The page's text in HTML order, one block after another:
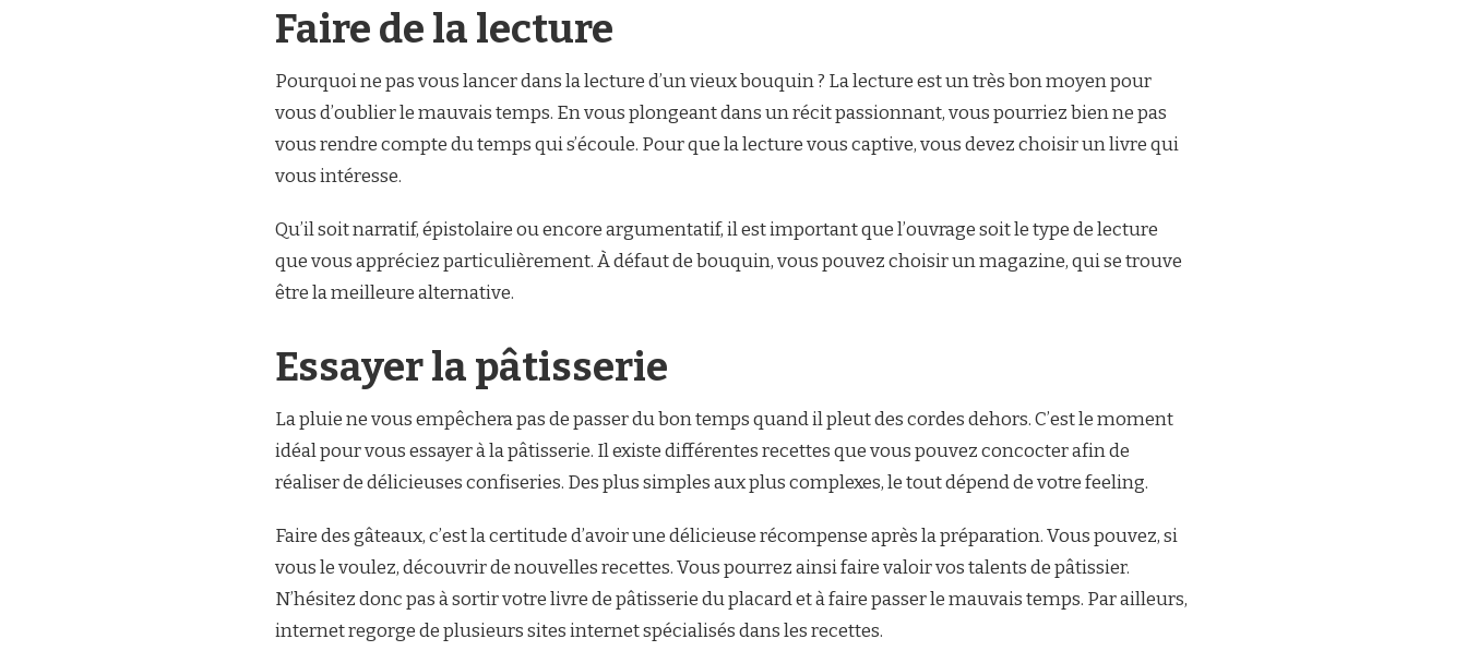
Faire de la lecture
Pourquoi ne pas vous lancer dans la lecture d’un vieux bouquin ? La lecture est un très bon moyen pour
vous d’oublier le mauvais temps. En vous plongeant dans un récit passionnant, vous pourriez bien ne pas
vous rendre compte du temps qui s’écoule. Pour que la lecture vous captive, vous devez choisir un livre qui
vous intéresse.
Qu’il soit narratif, épistolaire ou encore argumentatif, il est important que l’ouvrage soit le type de lecture
que vous appréciez particulièrement. À défaut de bouquin, vous pouvez choisir un magazine, qui se trouve
être la meilleure alternative.
Essayer la pâtisserie
La pluie ne vous empêchera pas de passer du bon temps quand il pleut des cordes dehors. C’est le moment
idéal pour vous essayer à la pâtisserie. Il existe différentes recettes que vous pouvez concocter afin de
réaliser de délicieuses confiseries. Des plus simples aux plus complexes, le tout dépend de votre feeling.
Faire des gâteaux, c’est la certitude d’avoir une délicieuse récompense après la préparation. Vous pouvez, si
vous le voulez, découvrir de nouvelles recettes. Vous pourrez ainsi faire valoir vos talents de pâtissier.
N’hésitez donc pas à sortir votre livre de pâtisserie du placard et à faire passer le mauvais temps. Par ailleurs,
internet regorge de plusieurs sites internet spécialisés dans les recettes.